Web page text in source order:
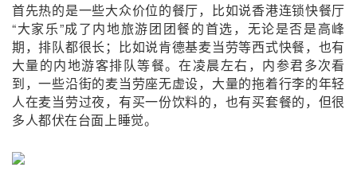
首先热的是一些大众价位的餐厅，比如说香港连锁快餐厅
“大家乐”成了内地旅游团团餐的首选，无论是否是高峰
期，排队都很长；比如说肯德基麦当劳等西式快餐，也有
大量的内地游客排队等餐。在凌晨左右，内参君多次看
到，一些沿街的麦当劳座无虚设，大量的拖着行李的年轻
人在麦当劳过夜，有买一份饮料的，也有买套餐的，但很
多人都伏在台面上睡觉。